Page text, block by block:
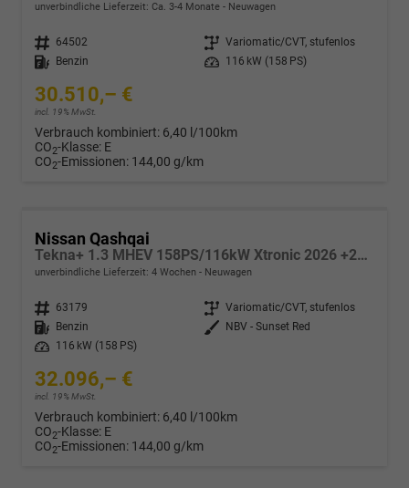
unverbindliche Lieferzeit: Ca. 3-4 Monate Neuwagen
Fahrzeugnr. 64502 Getriebe Variomatic/CVT, stufenlos
Kraftstoff
Benzin Leistung 116 kW (158 PS)
30.510,– €
incl. 19% MwSt.
Verbrauch kombiniert: 6,40 l/100km
CO2-Klasse: E
CO2-Emissionen: 144,00 g/km
Nissan Qashqai
Tekna+ 1.3 MHEV 158PS/116kW Xtronic 2026 +20"ALU+PANO+BOSE+HuD
unverbindliche Lieferzeit: 4 Wochen Neuwagen
Fahrzeugnr. 63179 Getriebe Variomatic/CVT, stufenlos
Kraftstoff
Benzin Außenfarbe
NBV - Sunset Red
Leistung
116 kW (158 PS)
32.096,– €
incl. 19% MwSt.
Verbrauch kombiniert: 6,40 l/100km
CO2-Klasse: E
CO2-Emissionen: 144,00 g/km